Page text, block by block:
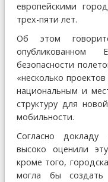
европейскими
трех-пяти лет.
Об этом
опубликованном
безопасности
«несколько
национальным и
структуру для
мобильности.
Согласно
высоко оценили
кроме того,
могла бы